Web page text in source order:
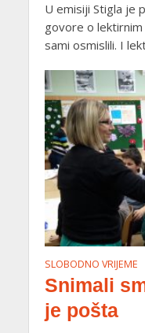
U emisiji Stigla je
govore o
sami osmislili. I
SLOBODNO VRIJEME
Snimali
je pošta